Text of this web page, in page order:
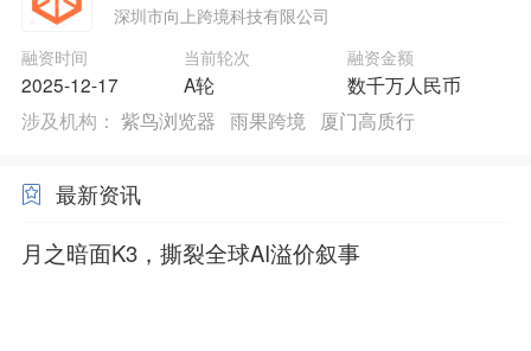
深圳市向上跨境科技有限公司
融资时间
2025-12-17
当前轮次
A轮
融资金额
数千万人民币
涉及机构： 紫鸟浏览器 雨果跨境 厦门高质行
最新资讯
月之暗面K3，撕裂全球AI溢价叙事